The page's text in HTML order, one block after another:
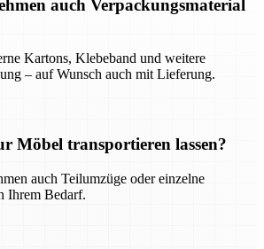
auch Verpackungsmaterial
Kartons, Klebeband und weitere
– auf Wunsch auch mit Lieferung.
Möbel transportieren lassen?
auch Teilumzüge oder einzelne
Ihrem Bedarf.